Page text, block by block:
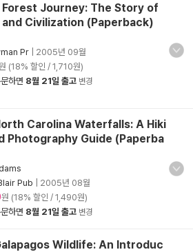
Forest Journey: The Story of
and Civilization (Paperback)
Pr
2005년 09월
(18% 할인 / 1,710원)
하면 8월 21일 출고 변경
Carolina Waterfalls: A Hiki
Photography Guide (Paperba
Pub
2005년 08월
원 (18% 할인 / 1,490원)
하면 8월 21일 출고 변경
Wildlife: An Introduc